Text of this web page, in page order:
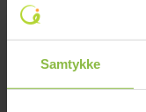
Samtykke